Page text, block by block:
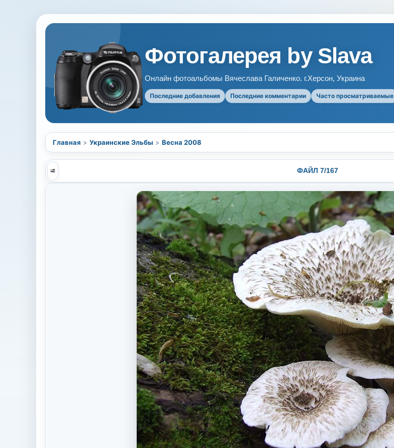
Фотогалерея by Slava
Онлайн фотоальбомы Вячеслава Галиченко. г.Херсон, Украина
Последние добавления Последние комментарии Часто просматриваемые
Главная > Украинские Эльбы > Весна 2008
ФАЙЛ 7/167